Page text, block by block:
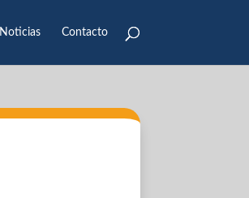
Noticias Contacto